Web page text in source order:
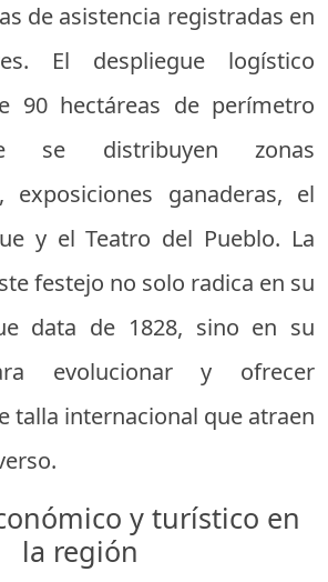
de asistencia registradas en
El despliegue logístico
90 hectáreas de perímetro
se distribuyen zonas
exposiciones ganaderas, el
y el Teatro del Pueblo. La
festejo no solo radica en su
data de 1828, sino en su
evolucionar y ofrecer
talla internacional que atraen
y turístico en
la región